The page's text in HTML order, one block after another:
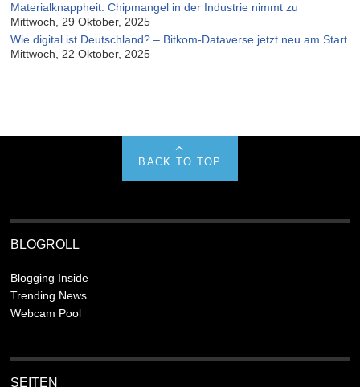
Materialknappheit: Chipmangel in der Industrie nimmt zu
Mittwoch, 29 Oktober, 2025
Wie digital ist Deutschland? – Bitkom-Dataverse jetzt neu am Start
Mittwoch, 22 Oktober, 2025
BACK TO TOP
BLOGROLL
Blogging Inside
Trending News
Webcam Pool
SEITEN